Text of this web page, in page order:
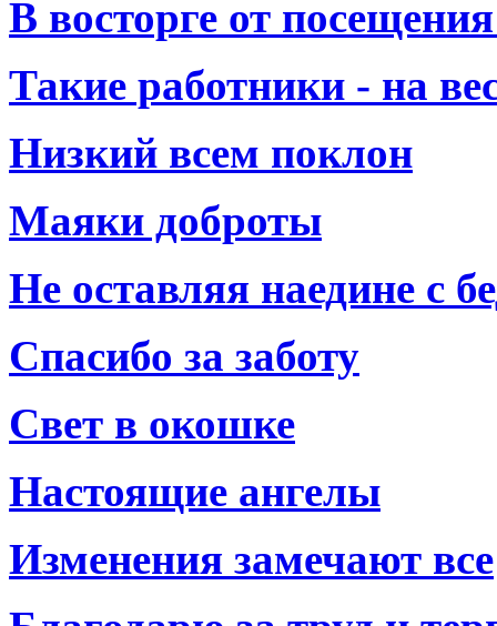
В восторге от
Такие работники - на
Низкий всем поклон
Маяки доброты
Не оставляя наедине с
Спасибо за заботу
Свет в окошке
Настоящие ангелы
Изменения замечают все